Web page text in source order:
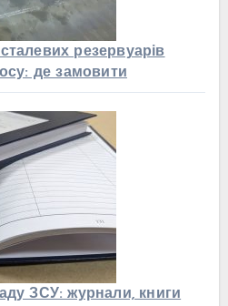
резервуарів
де замовити
ЗСУ: журнали, книги